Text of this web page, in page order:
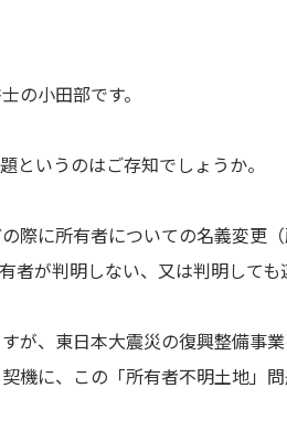
の小田部です。
というのはご存知でしょうか。
際に所有者についての名義変更
者が判明しない、又は判明して
が、東日本大震災の復興整備事
機に、この「所有者不明土地」